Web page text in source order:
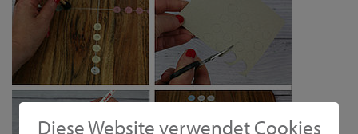
Diese Website verwendet Cookies